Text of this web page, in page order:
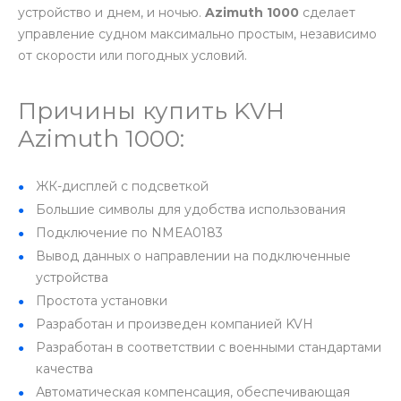
устройство и днем, и ночью. Azimuth 1000 сделает
управление судном максимально простым, независимо
от скорости или погодных условий.
Причины купить KVH
Azimuth 1000:
ЖК-дисплей с подсветкой
Большие символы для удобства использования
Подключение по NMEA0183
Вывод данных о направлении на подключенные
устройства
Простота установки
Разработан и произведен компанией KVH
Разработан в соответствии с военными стандартами
качества
Автоматическая компенсация, обеспечивающая